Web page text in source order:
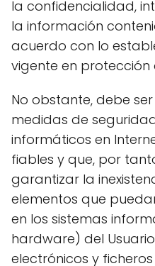
la confidencialidad,
la información
acuerdo con lo
vigente en protección
No obstante, debe
medidas de
informáticos en
fiables y que, por
garantizar la
elementos que
en los sistemas
hardware) del
electrónicos y